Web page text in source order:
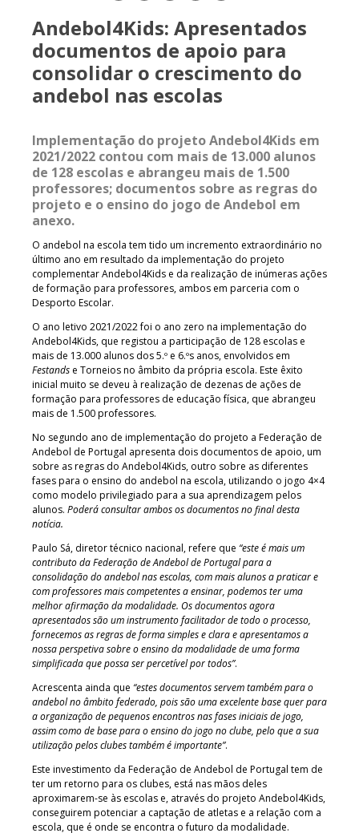
Andebol4Kids: Apresentados
documentos de apoio para
consolidar o crescimento do
andebol nas escolas
Implementação do projeto Andebol4Kids em
2021/2022 contou com mais de 13.000 alunos
de 128 escolas e abrangeu mais de 1.500
professores; documentos sobre as regras do
projeto e o ensino do jogo de Andebol em
anexo.
O andebol na escola tem tido um incremento extraordinário no
último ano em resultado da implementação do projeto
complementar Andebol4Kids e da realização de inúmeras ações
de formação para professores, ambos em parceria com o
Desporto Escolar.
O ano letivo 2021/2022 foi o ano zero na implementação do
Andebol4Kids, que registou a participação de 128 escolas e
mais de 13.000 alunos dos 5.º e 6.ºs anos, envolvidos em
Festands e Torneios no âmbito da própria escola. Este êxito
inicial muito se deveu à realização de dezenas de ações de
formação para professores de educação física, que abrangeu
mais de 1.500 professores.
No segundo ano de implementação do projeto a Federação de
Andebol de Portugal apresenta dois documentos de apoio, um
sobre as regras do Andebol4Kids, outro sobre as diferentes
fases para o ensino do andebol na escola, utilizando o jogo 4×4
como modelo privilegiado para a sua aprendizagem pelos
alunos. Poderá consultar ambos os documentos no final desta
notícia.
Paulo Sá, diretor técnico nacional, refere que “este é mais um
contributo da Federação de Andebol de Portugal para a
consolidação do andebol nas escolas, com mais alunos a praticar e
com professores mais competentes a ensinar, podemos ter uma
melhor afirmação da modalidade. Os documentos agora
apresentados são um instrumento facilitador de todo o processo,
fornecemos as regras de forma simples e clara e apresentamos a
nossa perspetiva sobre o ensino da modalidade de uma forma
simplificada que possa ser percetível por todos”.
Acrescenta ainda que “estes documentos servem também para o
andebol no âmbito federado, pois são uma excelente base quer para
a organização de pequenos encontros nas fases iniciais de jogo,
assim como de base para o ensino do jogo no clube, pelo que a sua
utilização pelos clubes também é importante”.
Este investimento da Federação de Andebol de Portugal tem de
ter um retorno para os clubes, está nas mãos deles
aproximarem-se às escolas e, através do projeto Andebol4Kids,
conseguirem potenciar a captação de atletas e a relação com a
escola, que é onde se encontra o futuro da modalidade.